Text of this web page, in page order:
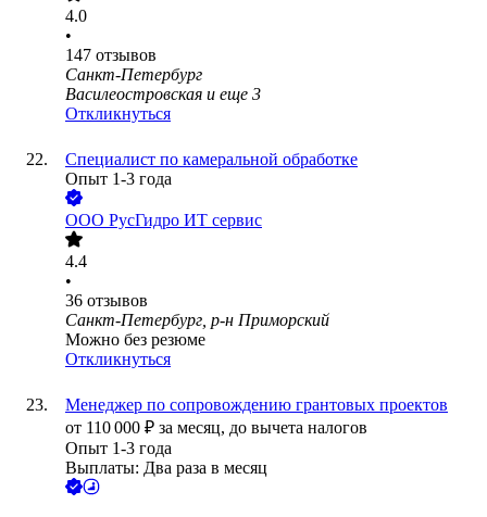
4.0
•
147 отзывов
Санкт-Петербург
Василеостровская и еще 3
Откликнуться
Специалист по камеральной обработке
Опыт 1-3 года
ООО РусГидро ИТ сервис
4.4
•
36 отзывов
Санкт-Петербург, р-н Приморский
Можно без резюме
Откликнуться
Менеджер по сопровождению грантовых проектов
от 110 000 ₽ за месяц, до вычета налогов
Опыт 1-3 года
Выплаты: Два раза в месяц